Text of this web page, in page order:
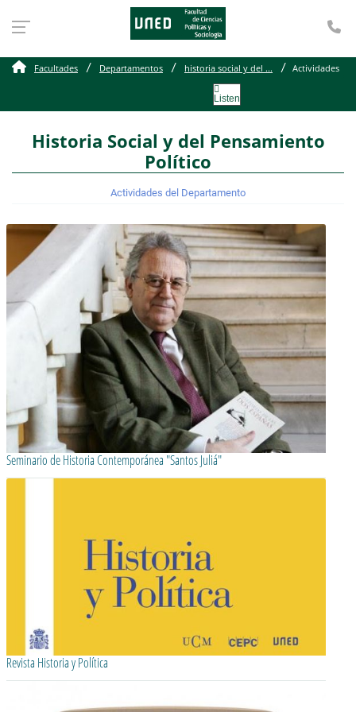
Actividades del
Facultades Departamentos historia social y del ... Actividades
Listen
Historia Social y del Pensamiento
Político
Actividades del Departamento
Seminario de Historia Contemporánea "Santos Juliá"
Revista Historia y Política